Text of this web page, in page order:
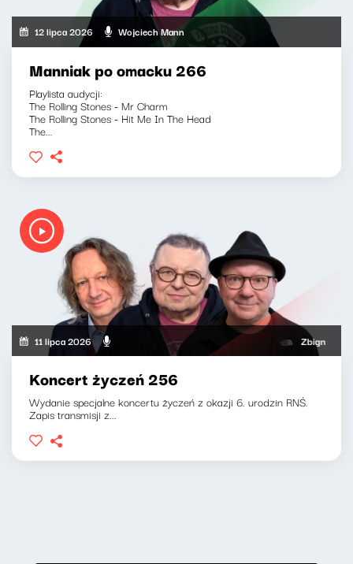
12 lipca 2026 Wojciech Mann
Manniak po omacku 266
Playlista audycji:
The Rolling Stones - Mr Charm
The Rolling Stones - Hit Me In The Head
The...
11 lipca 2026 Zbigniew
Koncert życzeń 256
Wydanie specjalne koncertu życzeń z okazji 6. urodzin RNŚ.
Zapis transmisji z...